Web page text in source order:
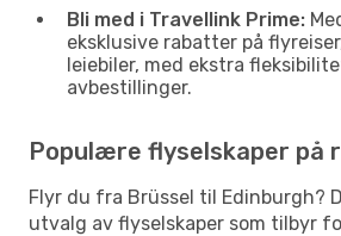
Bli med i Travellink Prime:
eksklusive rabatter på
leiebiler, med ekstra
avbestillinger.
Populære flyselskaper på
Flyr du fra Brüssel til Edinburgh?
utvalg av flyselskaper som tilbyr